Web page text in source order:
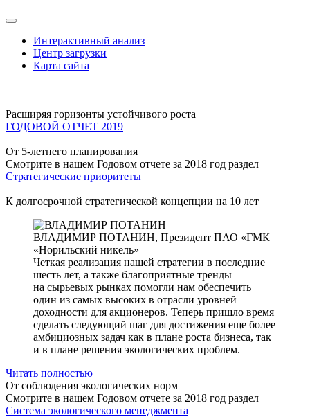
Интерактивный анализ
Центр загрузки
Карта сайта
Расширяя горизонты устойчивого роста
ГОДОВОЙ ОТЧЕТ 2019
От 5-летнего планирования
Смотрите в нашем Годовом отчете за 2018 год раздел
Стратегические приоритеты
К долгосрочной стратегической концепции на 10 лет
ВЛАДИМИР ПОТАНИН, Президент ПАО «ГМК
«Норильский никель»
Четкая реализация нашей стратегии в последние
шесть лет, а также благоприятные тренды
на сырьевых рынках помогли нам обеспечить
один из самых высоких в отрасли уровней
доходности для акционеров. Теперь пришло время
сделать следующий шаг для достижения еще более
амбициозных задач как в плане роста бизнеса, так
и в плане решения экологических проблем.
Читать полностью
От соблюдения экологических норм
Смотрите в нашем Годовом отчете за 2018 год раздел
Система экологического менеджмента